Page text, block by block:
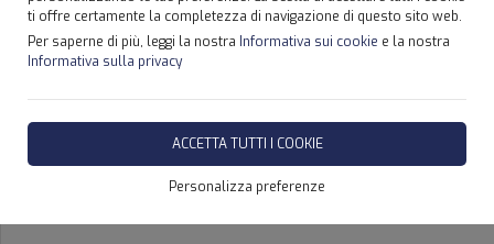
ti offre certamente la completezza di navigazione di questo sito web.
Per saperne di più, leggi la nostra Informativa sui cookie e la nostra
Informativa sulla privacy
ACCETTA TUTTI I COOKIE
Personalizza preferenze
SPYDER CON CINGOLI CELA,
CESTELLO DT CRAWLER 37-
SICILIA CELA SPYDER DT
CRAWLER 37
DISPONIBILITÀ IMMEDIATA